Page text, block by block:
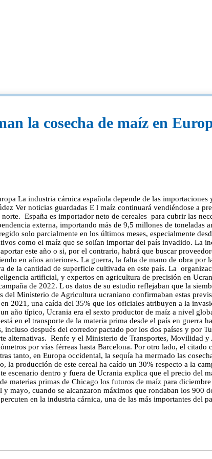
la cosecha de maíz en
La industria cárnica española depende de las
Ver noticias guardadas E l maíz continuará vendiéndose a
España es importador neto de cereales para cubrir las
externa, importando más de 9,5 millones de
solo parcialmente en los últimos meses, especialmente
como el maíz que se solían importar del país invadido. La
este año o si, por el contrario, habrá que buscar
en años anteriores. La guerra, la falta de mano de obra
de la cantidad de superficie cultivada en este país. La
artificial, y expertos en agricultura de precisión en
de 2022. L os datos de su estudio reflejaban que la
Ministerio de Agricultura ucraniano confirmaban estas
2021, una caída del 35% que los oficiales atribuyen a la
año típico, Ucrania era el sexto productor de maíz a nivel
en el transporte de la materia prima desde el país en guerra
después del corredor pactado por los dos países y por
alternativas. Renfe y el Ministerio de Transportes,
por vías férreas hasta Barcelona. Por otro lado, el
tanto, en Europa occidental, la sequía ha mermado las
producción de este cereal ha caído un 30% respecto a la
escenario dentro y fuera de Ucrania explica que el precio del
materias primas de Chicago los futuros de maíz para
mayo, cuando se alcanzaron máximos que rondaban los 900
en la industria cárnica, una de las más importantes del